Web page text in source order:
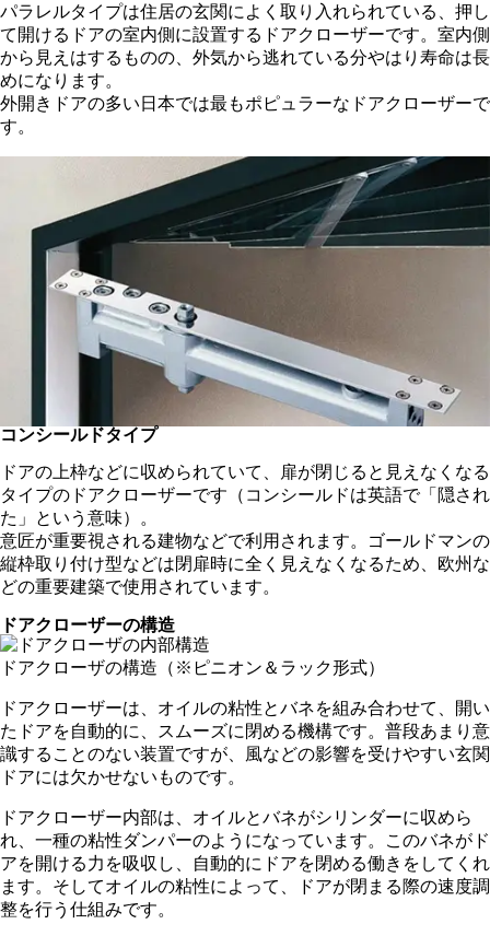
パラレルタイプは住居の玄関によく取り入れられている、押し
て開けるドアの室内側に設置するドアクローザーです。室内側
から見えはするものの、外気から逃れている分やはり寿命は長
めになります。
外開きドアの多い日本では最もポピュラーなドアクローザーで
す。
コンシールドタイプ
ドアの上枠などに収められていて、扉が閉じると見えなくなる
タイプのドアクローザーです（コンシールドは英語で「隠され
た」という意味）。
意匠が重要視される建物などで利用されます。ゴールドマンの
縦枠取り付け型などは閉扉時に全く見えなくなるため、欧州な
どの重要建築で使用されています。
ドアクローザーの構造
ドアクローザの構造（※ピニオン＆ラック形式）
ドアクローザーは、オイルの粘性とバネを組み合わせて、開い
たドアを自動的に、スムーズに閉める機構です。普段あまり意
識することのない装置ですが、風などの影響を受けやすい玄関
ドアには欠かせないものです。
ドアクローザー内部は、オイルとバネがシリンダーに収めら
れ、一種の粘性ダンパーのようになっています。このバネがド
アを開ける力を吸収し、自動的にドアを閉める働きをしてくれ
ます。そしてオイルの粘性によって、ドアが閉まる際の速度調
整を行う仕組みです。